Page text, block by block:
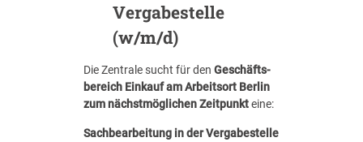
e
t
­
l
e
Vergabestelle
(w/m/d)
Die Zentrale sucht für den Geschäfts­
bereich Einkauf am Arbeits­ort Berlin
zum nächstmöglichen Zeitpunkteine:
Sachbearbeitung in der Vergabestelle